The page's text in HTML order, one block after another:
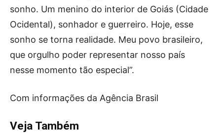
sonho. Um menino do interior de Goiás (Cidade
Ocidental), sonhador e guerreiro. Hoje, esse
sonho se torna realidade. Meu povo brasileiro,
que orgulho poder representar nosso país
nesse momento tão especial”.
Com informações da Agência Brasil
Veja Também